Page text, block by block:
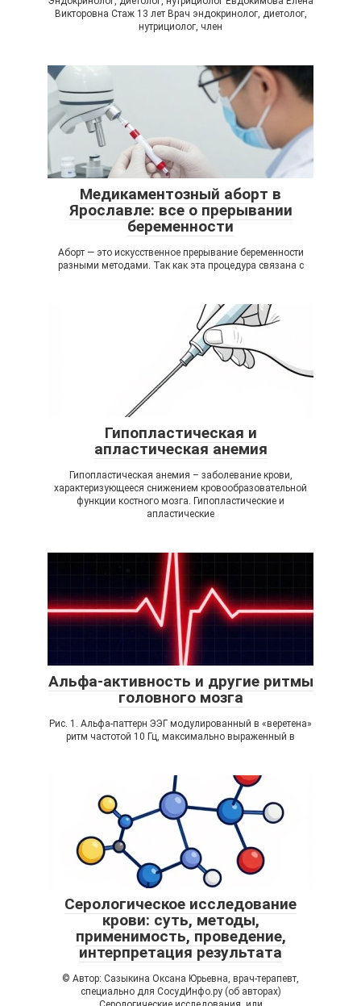
Викторовна Стаж 13 лет Врач эндокринолог, диетолог,
нутрициолог, член
Медикаментозный аборт в
Ярославле: все о прерывании
беременности
Аборт — это искусственное прерывание беременности
разными методами. Так как эта процедура связана с
Гипопластическая и
апластическая анемия
Гипопластическая анемия – заболевание крови,
характеризующееся снижением кровообразовательной
функции костного мозга. Гипопластические и
апластические
Альфа-активность и другие ритмы
головного мозга
Рис. 1. Альфа-паттерн ЭЭГ модулированный в «веретена»
ритм частотой 10 Гц, максимально выраженный в
Серологическое исследование
крови: суть, методы,
применимость, проведение,
интерпретация результата
© Автор: Сазыкина Оксана Юрьевна, врач-терапевт,
специально для СосудИнфо.ру (об авторах)